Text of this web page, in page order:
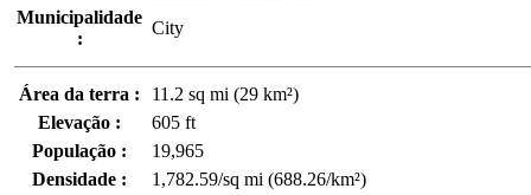
Municipalidade
:
City
Área da terra :
11.2 sq mi (29 km²)
Elevação :
605 ft
População :
19,965
Densidade :
1,782.59/sq mi (688.26/km²)